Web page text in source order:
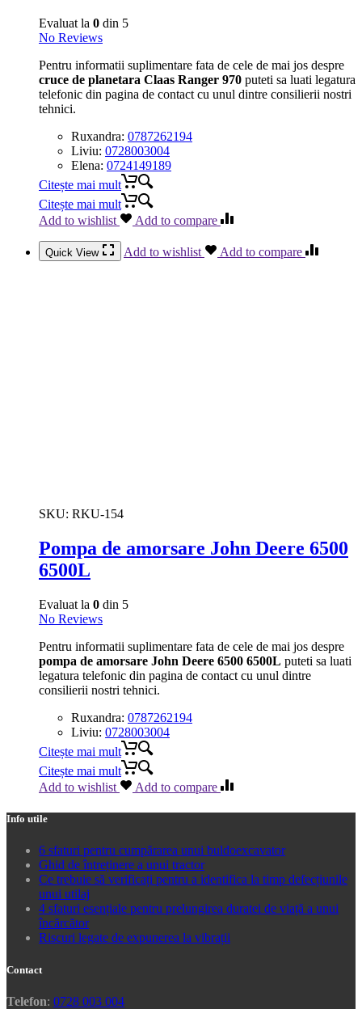
Evaluat la 0 din 5
No Reviews
Pentru informatii suplimentare fata de cele de mai jos despre
cruce de planetara Claas Ranger 970 puteti sa luati legatura
telefonic din pagina de contact cu unul dintre consilierii nostri
tehnici.
Ruxandra: 0787262194
Liviu: 0728003004
Elena: 0724149189
Citește mai mult
Citește mai mult
Add to wishlist
Add to compare
Quick View Add to wishlist Add to compare
SKU: RKU-154
Pompa de amorsare John Deere 6500
6500L
Evaluat la 0 din 5
No Reviews
Pentru informatii suplimentare fata de cele de mai jos despre
pompa de amorsare John Deere 6500 6500L puteti sa luati
legatura telefonic din pagina de contact cu unul dintre
consilierii nostri tehnici.
Ruxandra: 0787262194
Liviu: 0728003004
Citește mai mult
Citește mai mult
Add to wishlist
Add to compare
Info utile
6 sfaturi pentru cumpărarea unui buldoexcavator
Ghid de întreținere a unui tractor
Ce trebuie să verificați pentru a identifica la timp defecțiunile
unui utilaj
4 sfaturi esențiale pentru prelungirea duratei de viață a unui
încărcător
Riscuri legate de expunerea la vibrații
Contact
Telefon: 0728 003 004